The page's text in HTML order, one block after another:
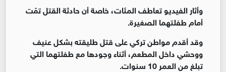
وأثار الفيديو تعاطف المئات، خاصة أن حادثة القتل تمّت
أمام طفلتهما الصغيرة.
وقد أقدم مواطن تركي على قتل طليقته بشكل عنيف
ووحشي داخل المطعم، أثناء وجودها مع طفلتهما التي
تبلغ من العمر 10 سنوات.